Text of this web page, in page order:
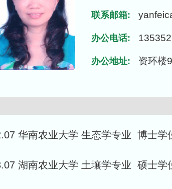
联系邮箱:
办公电话:
办公地址: 资环楼
华南农业大学 生态学专业 博士学
湖南农业大学 土壤学专业 硕士学